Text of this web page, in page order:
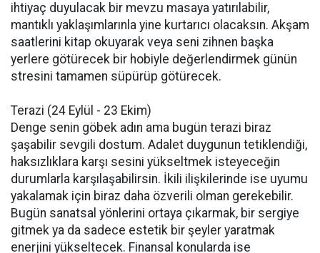
ihtiyaç duyulacak bir mevzu masaya yatırılabilir,
mantıklı yaklaşımlarınla yine kurtarıcı olacaksın. Akşam
saatlerini kitap okuyarak veya seni zihnen başka
yerlere götürecek bir hobiyle değerlendirmek günün
stresini tamamen süpürüp götürecek.
Terazi (24 Eylül - 23 Ekim)
Denge senin göbek adın ama bugün terazi biraz
şaşabilir sevgili dostum. Adalet duygunun tetiklendiği,
haksızlıklara karşı sesini yükseltmek isteyeceğin
durumlarla karşılaşabilirsin. İkili ilişkilerinde ise uyumu
yakalamak için biraz daha özverili olman gerekebilir.
Bugün sanatsal yönlerini ortaya çıkarmak, bir sergiye
gitmek ya da sadece estetik bir şeyler yaratmak
enerjini yükseltecek. Finansal konularda ise